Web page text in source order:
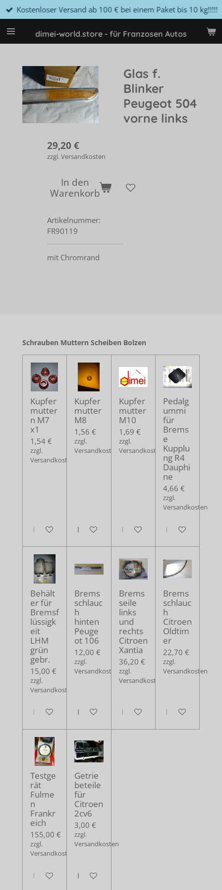
Zum
Hauptinhalt
springen dimei-world.store - für Franzosen Autos
Kostenloser Versand ab 100 € bei einem Paket bis 10 kg!!!!!
Glas f.
Blinker
Peugeot 504
vorne links
29,20 €
zzgl. Versandkosten
In den
Warenkorb
Artikelnummer:
FR90119
mit Chromrand
Schrauben Muttern Scheiben Bolzen
Kupfer
mutter
n M7
x1
1,54 €
zzgl.
Versandkosten
In den Warenkorb
Kupfer
mutter
M8
1,56 €
zzgl.
Versandkosten
In den Warenkorb
Kupfer
mutter
M10
1,69 €
zzgl.
Versandkosten
In den Warenkorb
Pedalg
ummi
für
Brems
e
Kupplu
ng R4
Dauphi
ne
4,66 €
zzgl.
Versandkosten
In den
Behält
er für
Bremsf
lüssigk
eit
LHM
grün
gebr.
15,00 €
zzgl.
Versandkosten
In den Warenkorb
Brems
schlauc
h
hinten
Peuge
ot 106
12,00 €
zzgl.
Versandkosten
In den Warenkorb
Brems
seile
links
und
rechts
Citroen
Xantia
36,20 €
zzgl.
Versandkosten
In den Warenkorb
Brems
schlauc
h
Citroen
Oldtim
er
22,70 €
zzgl.
Versandkosten
In den
Testge
rät
Fulme
n
Frankr
eich
155,00 €
zzgl.
Versandkosten
In den Warenkorb
Getrie
beteile
für
Citroen
2cv6
3,00 €
zzgl.
Versandkosten
In den Warenkorb